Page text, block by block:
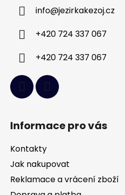
info@jezirkakezoj.cz
+420 724 337 067
+420 724 337 067
Informace pro vás
Kontakty
Jak nakupovat
Reklamace a vrácení zboží